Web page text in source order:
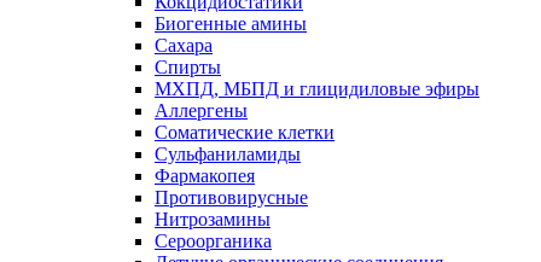
Биогенные амины
Сахара
Спирты
МХПД, МБПД и глицидиловые эфиры
Аллергены
Соматические клетки
Сульфаниламиды
Фармакопея
Противовирусные
Нитрозамины
Сероорганика